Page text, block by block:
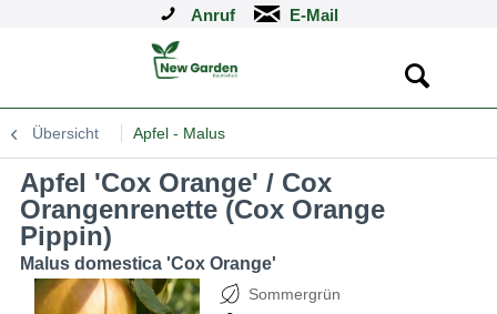
Anruf
Übersicht Apfel - Malus
Apfel 'Cox Orange' / Cox
Orangenrenette (Cox Orange
Pippin)
Malus domestica 'Cox Orange'
Sommergrün